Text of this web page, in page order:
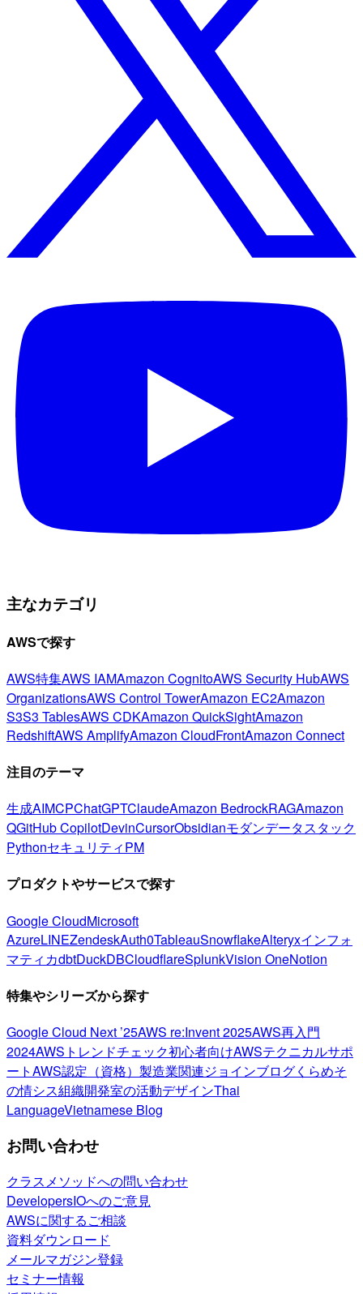
主なカテゴリ
AWSで探す
AWS特集AWS IAMAmazon CognitoAWS Security HubAWS
OrganizationsAWS Control TowerAmazon EC2Amazon
S3S3 TablesAWS CDKAmazon QuickSightAmazon
RedshiftAWS AmplifyAmazon CloudFrontAmazon Connect
注目のテーマ
生成AIMCPChatGPTClaudeAmazon BedrockRAGAmazon
QGitHub CopilotDevinCursorObsidianモダンデータスタック
PythonセキュリティPM
プロダクトやサービスで探す
Google CloudMicrosoft
AzureLINEZendeskAuth0TableauSnowflakeAlteryxインフォ
マティカdbtDuckDBCloudflareSplunkVision OneNotion
特集やシリーズから探す
Google Cloud Next ’25AWS re:Invent 2025AWS再入門
2024AWSトレンドチェック初心者向けAWSテクニカルサポ
ートAWS認定（資格） 製造業関連ジョインブログくらめそ
の情シス組織開発室の活動デザインThai
LanguageVietnamese Blog
お問い合わせ
クラスメソッドへの問い合わせ
DevelopersIOへのご意見
AWSに関するご相談
資料ダウンロード
メールマガジン登録
セミナー情報